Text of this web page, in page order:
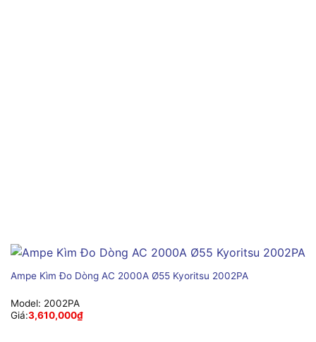
Ampe Kìm Đo Dòng AC 2000A Ø55 Kyoritsu 2002PA
Model: 2002PA
Giá:3,610,000₫